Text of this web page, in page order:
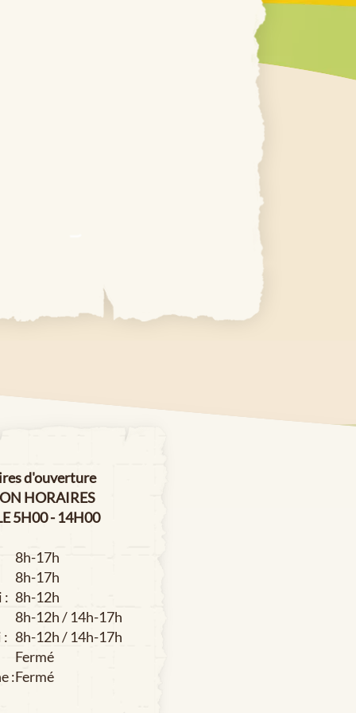
d'ouverture
HORAIRES
5H00 - 14H00
8h-17h
8h-17h
: 8h-12h
8h-12h / 14h-17h
: 8h-12h / 14h-17h
Fermé
:Fermé